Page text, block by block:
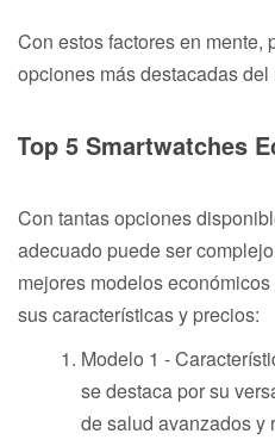
Con estos factores en mente,
opciones más destacadas del
Top 5 Smartwatches
Con tantas opciones
adecuado puede ser
mejores modelos
sus características y precios:
Modelo 1 -
se destaca por su
de salud avanzados y